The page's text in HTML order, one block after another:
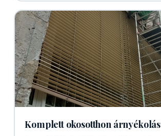
Komplett okosotthon árnyékolás